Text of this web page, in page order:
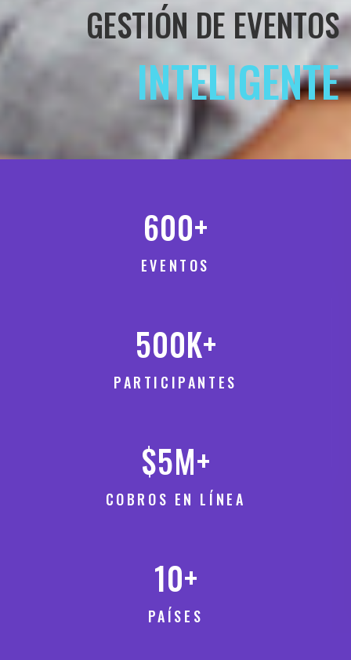
GESTIÓN DE EVENTOS
INTELIGENTE
600+
EVENTOS
500K+
PARTICIPANTES
$5M+
COBROS EN LÍNEA
10+
PAÍSES